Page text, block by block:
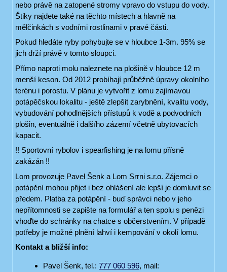
nebo právě na zatopené stromy vpravo do vstupu do vody.
Štiky najdete také na těchto místech a hlavně na
mělčinkách s vodními rostlinami v pravé části.
Pokud hledáte ryby pohybujte se v hloubce 1-3m. 95% se
jich drží právě v tomto sloupci.
Přímo naproti molu naleznete na plošině v hloubce 12 m
menší keson. Od 2012 probíhají průběžně úpravy okolního
terénu i porostu. V plánu je vytvořit z lomu zajímavou
potápěčskou lokalitu - ještě zlepšit zarybnění, kvalitu vody,
vybudování pohodlnějších přístupů k vodě a podvodních
plošin, eventuálně i dalšího zázemí včetně ubytovacích
kapacit.
!! Sportovní rybolov i spearfishing je na lomu přísně
zakázán !!
Lom provozuje Pavel Šenk a Lom Srrni s.r.o. Zájemci o
potápění mohou přijet i bez ohlášení ale lepší je domluvit se
předem. Platba za potápění - buď správci nebo v jeho
nepřítomnosti se zapište na formulář a ten spolu s penězi
vhoďte do schránky na chatce s občerstvením. V případě
potřeby je možné plnění lahví i kempování v okolí lomu.
Kontakt a bližší info:
Pavel Šenk, tel.: 777 060 596, mail: